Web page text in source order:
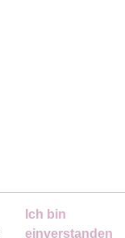
Ich bin
einverstanden